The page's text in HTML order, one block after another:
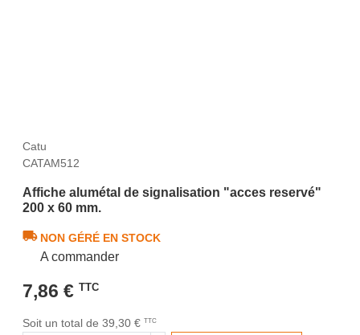
Catu
CATAM512
Affiche alumétal de signalisation "acces reservé"
200 x 60 mm.
NON GÉRÉ EN STOCK
A commander
7,86 € TTC
Soit un total de 39,30 € TTC